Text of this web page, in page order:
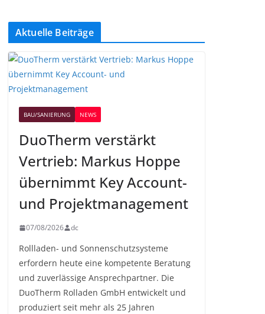
Aktuelle Beiträge
BAU/SANIERUNG NEWS
DuoTherm verstärkt
Vertrieb: Markus Hoppe
übernimmt Key Account-
und Projektmanagement
07/08/2026 dc
Rollladen- und Sonnenschutzsysteme
erfordern heute eine kompetente Beratung
und zuverlässige Ansprechpartner. Die
DuoTherm Rolladen GmbH entwickelt und
produziert seit mehr als 25 Jahren